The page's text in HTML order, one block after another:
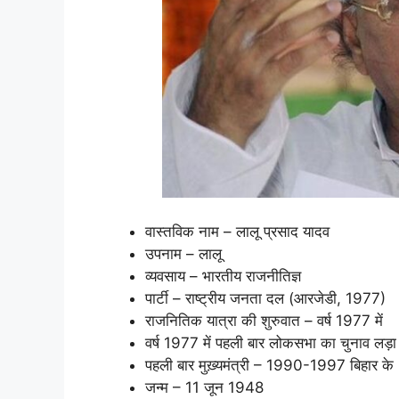
वास्तविक नाम – लालू प्रसाद यादव
उपनाम – लालू
व्यवसाय – भारतीय राजनीतिज्ञ
पार्टी – राष्ट्रीय जनता दल (आरजेडी, 1977)
राजनितिक यात्रा की शुरुवात – वर्ष 1977 में
वर्ष 1977 में पहली बार लोकसभा का चुनाव
पहली बार मुख़्यमंत्री – 1990-1997 बिहार के
जन्म – 11 जून 1948